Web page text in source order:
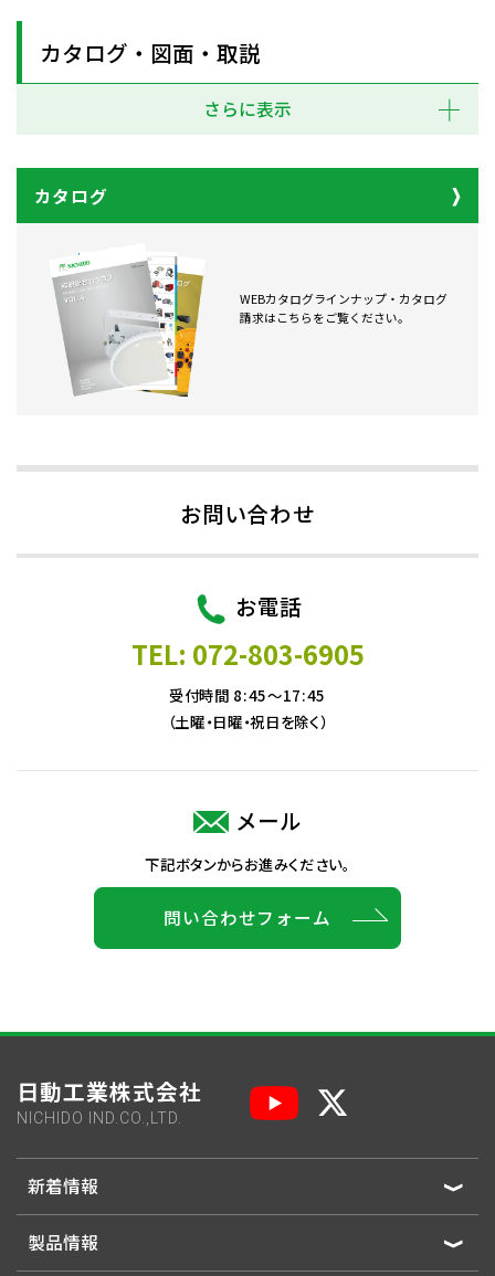
カタログ・図面・取説
さらに表示
カタログ
WEBカタログラインナップ・カタログ
請求はこちらをご覧ください。
お問い合わせ
お電話
TEL: 072-803-6905
受付時間 8:45～17:45
（土曜・日曜・祝日を除く）
メール
下記ボタンからお進みください。
問い合わせフォーム
日動工業株式会社
NICHIDO IND.CO.,LTD.
新着情報
製品情報